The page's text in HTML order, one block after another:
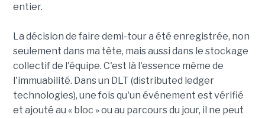
entier.
La décision de faire demi-tour a été enregistrée, non
seulement dans ma tête, mais aussi dans le stockage
collectif de l'équipe. C'est là l'essence même de
l'immuabilité. Dans un DLT (distributed ledger
technologies), une fois qu'un événement est vérifié
et ajouté au « bloc » ou au parcours du jour, il ne peut